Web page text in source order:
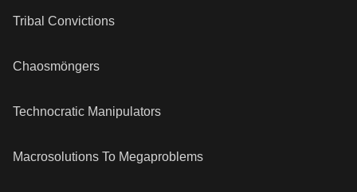
Tribal Convictions
Chaosmöngers
Technocratic Manipulators
Macrosolutions To Megaproblems